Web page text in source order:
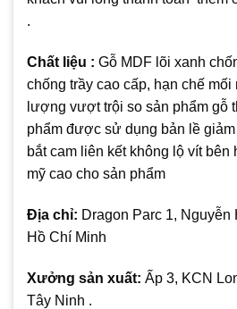
.
Chất liệu : Gỗ MDF lõi xanh
chống trầy cao cấp, hạn chế mối
lượng vượt trội so sản phẩm gỗ
phẩm được sử dụng bản lề
bắt cam liên kết không lộ vít bên
mỹ cao cho sản phẩm
Địa chỉ: Dragon Parc 1, Nguyễn
Hồ Chí Minh
Xưởng sản xuất: Ấp 3, KCN
Tây Ninh .